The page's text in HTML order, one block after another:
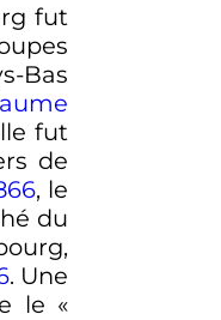
fut
Bas
fut
de
, le
du
. Une
le «